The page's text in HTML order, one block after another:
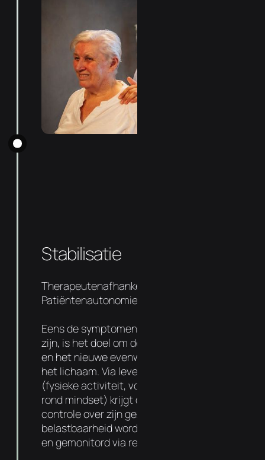
Stabilisatie
Therapeutenafhankelijkheid 50%
Patiëntenautonomie 50%
Eens de symptomen en oorzaak aangepakt
zijn, is het doel om de basis sterker te maken
en het nieuwe evenwicht te verankeren in
het lichaam. Via levensstijl aanpassingen
(fysieke activiteit, voedingsadvies entips
rond mindset) krijgt de patiënt meer
controle over zijn gezondheid. De
belastbaarheid wordt progressief verhoogd
en gemonitord via regelmatige follow-ups.